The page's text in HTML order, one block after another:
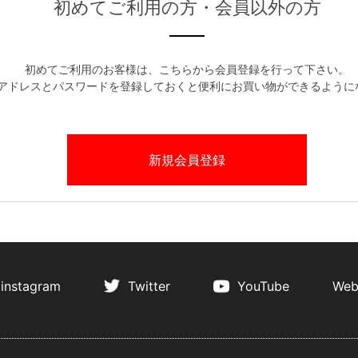
初めてご利用の方・会員以外の方
初めてご利用のお客様は、こちらから会員登録を行って下さい。
ドレスとパスワードを登録しておくと便利にお買い物ができるように
instagram Twitter YouTube